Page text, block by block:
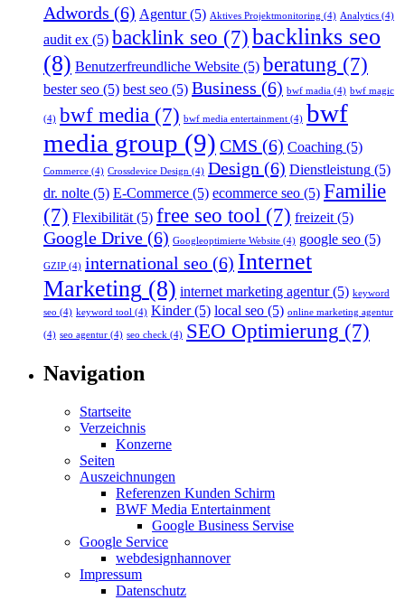
Adwords (6) Agentur(5) Aktives Projektmonitoring (4) Analytics (4)
audit ex (5) backlink seo (7)backlinks seo
(8) Benutzerfreundliche Website (5) beratung (7)
bester seo (5) best seo (5) Business (6) bwf madia (4) bwf magic
(4) bwf media (7) bwf media entertainment (4) bwf
media group (9) CMS (6) Coaching (5)
Commerce (4) Crossdevice Design (4) Design (6) Dienstleistung (5)
dr. nolte (5) E-Commerce (5) ecommerce seo (5) Familie
(7) Flexibilität (5) free seo tool (7) freizeit (5)
Google Drive (6) Googleoptimierte Website (4) google seo (5)
GZIP (4) international seo (6) Internet
Marketing (8) internet marketing agentur(5) keyword
seo (4) keyword tool (4) Kinder(5) local seo (5) online marketing agentur
(4) seo agentur (4) seo check (4) SEO Optimierung (7)
Navigation
Startseite
Verzeichnis
Konzerne
Seiten
Auszeichnungen
Referenzen Kunden Schirm
BWF Media Entertainment
Google Business Servise
Google Service
webdesignhannover
Impressum
Datenschutz